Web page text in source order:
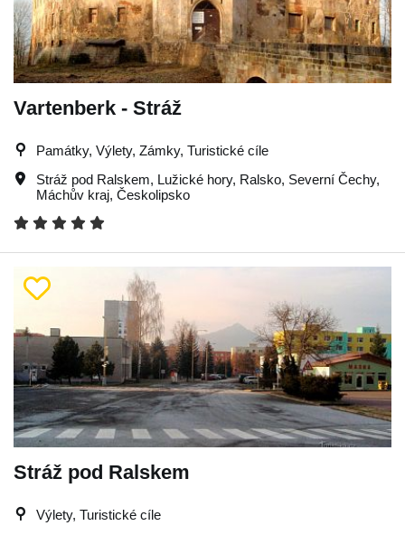
Vartenberk - Stráž
Památky, Výlety, Zámky, Turistické cíle
Stráž pod Ralskem, Lužické hory, Ralsko, Severní Čechy,
Máchův kraj, Českolipsko
Stráž pod Ralskem
Výlety, Turistické cíle